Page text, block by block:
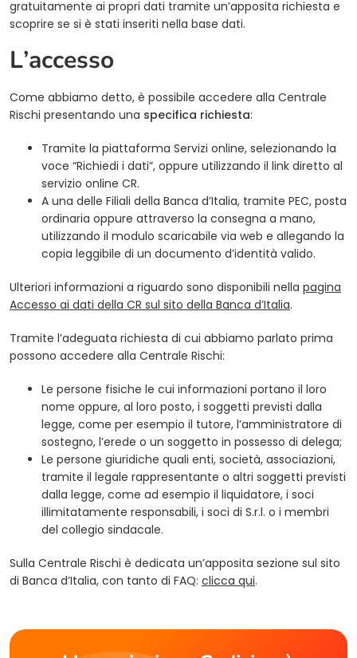
gratuitamente ai propri dati tramite un’apposita richiesta e
scoprire se si è stati inseriti nella base dati.
L’accesso
Come abbiamo detto, è possibile accedere alla Centrale
Rischi presentando una specifica richiesta:
Tramite la piattaforma Servizi online, selezionando la
voce “Richiedi i dati”, oppure utilizzando il link diretto al
servizio online CR.
A una delle Filiali della Banca d’Italia, tramite PEC, posta
ordinaria oppure attraverso la consegna a mano,
utilizzando il modulo scaricabile via web e allegando la
copia leggibile di un documento d’identità valido.
Ulteriori informazioni a riguardo sono disponibili nella pagina
Accesso ai dati della CR sul sito della Banca d’Italia(opens in a
.
Tramite l’adeguata richiesta di cui abbiamo parlato prima
possono accedere alla Centrale Rischi:
Le persone fisiche le cui informazioni portano il loro
nome oppure, al loro posto, i soggetti previsti dalla
legge, come per esempio il tutore, l’amministratore di
sostegno, l’erede o un soggetto in possesso di delega;
Le persone giuridiche quali enti, società, associazioni,
tramite il legale rappresentante o altri soggetti previsti
dalla legge, come ad esempio il liquidatore, i soci
illimitatamente responsabili, i soci di S.r.l. o i membri
del collegio sindacale.
Sulla Centrale Rischi è dedicata un’apposita sezione sul sito
di Banca d’Italia, con tanto di FAQ: clicca qui(opens in a new tab)
.